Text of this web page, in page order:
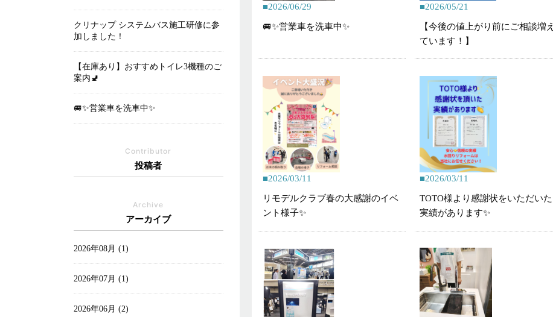
2026/06/29
🚐✨営業車を洗車中✨
2026/05/21
【今後の値上がり前にご相談増え
ています！】
2026/03/11
リモデルクラブ春の大感謝のイベ
ント様子✨
2026/03/11
TOTO様より感謝状をいただいた
実績があります✨
クリナップ システムバス施工研修に参
加しました！
【在庫あり】おすすめトイレ3機種のご
案内🚽
🚐✨営業車を洗車中✨
Contributor
投稿者
Archive
アーカイブ
2026年08月 (1)
2026年07月 (1)
2026年06月 (2)